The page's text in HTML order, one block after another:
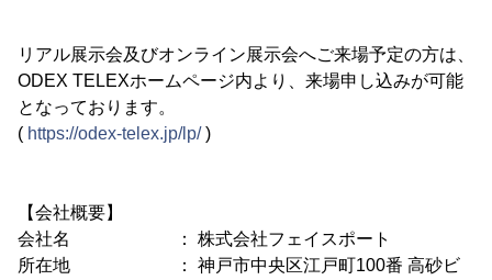
リアル展示会及びオンライン展示会へご来場予定の方は、
ODEX TELEXホームページ内より、来場申し込みが可能
となっております。
( https://odex-telex.jp/lp/)
【会社概要】
会社名 ： 株式会社フェイスポート
所在地 ： 神戸市中央区江戸町100番 高砂ビ